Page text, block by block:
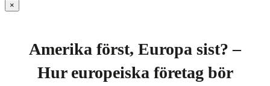
×
Amerika först, Europa sist? –
Hur europeiska företag bör